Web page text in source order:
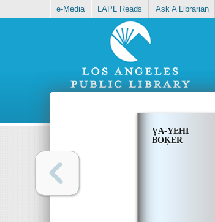
e-Media LAPL Reads Ask A Librarian
ṾA-YEHI
BOḲER